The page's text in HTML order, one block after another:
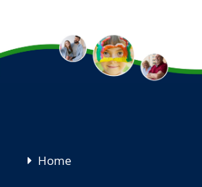
Navigation
Home